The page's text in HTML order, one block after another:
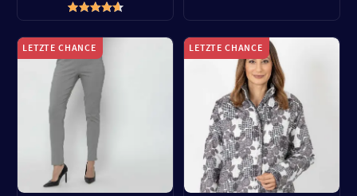
LETZTE CHANCE LETZTE CHANCE